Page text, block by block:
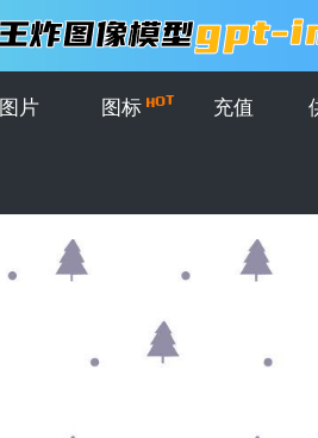
图片 图标 充值